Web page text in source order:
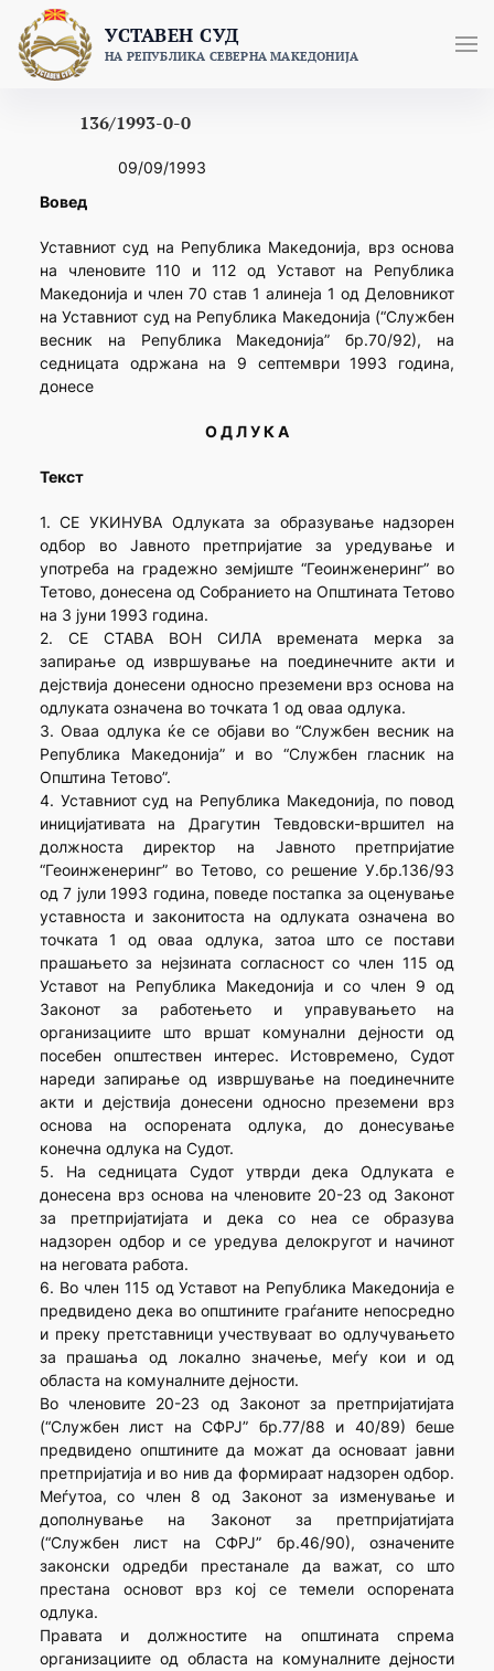
content
УСТАВЕН СУД
НА РЕПУБЛИКА СЕВЕРНА МАКЕДОНИЈА
136/1993-0-0
09/09/1993
Вовед
Уставниот суд на Република Македонија, врз основа
на членовите 110 и 112 од Уставот на Република
Македонија и член 70 став 1 алинеја 1 од Деловникот
на Уставниот суд на Република Македонија (“Службен
весник на Република Македонија” бр.70/92), на
седницата одржана на 9 септември 1993 година,
донесе
О Д Л У К А
Текст
1. СЕ УКИНУВА Одлуката за образување надзорен
одбор во Јавното претпријатие за уредување и
употреба на градежно земјиште “Геоинженеринг” во
Тетово, донесена од Собранието на Општината Тетово
на 3 јуни 1993 година.
2. СЕ СТАВА ВОН СИЛА времената мерка за
запирање од извршување на поединечните акти и
дејствија донесени односно преземени врз основа на
одлуката означена во точката 1 од оваа одлука.
3. Оваа одлука ќе се објави во “Службен весник на
Република Македонија” и во “Службен гласник на
Општина Тетово”.
4. Уставниот суд на Република Македонија, по повод
иницијативата на Драгутин Тевдовски-вршител на
должноста директор на Јавното претпријатие
“Геоинженеринг” во Тетово, со решение У.бр.136/93
од 7 јули 1993 година, поведе постапка за оценување
уставноста и законитоста на одлуката означена во
точката 1 од оваа одлука, затоа што се постави
прашањето за нејзината согласност со член 115 од
Уставот на Република Македонија и со член 9 од
Законот за работењето и управувањето на
организациите што вршат комунални дејности од
посебен општествен интерес. Истовремено, Судот
нареди запирање од извршување на поединечните
акти и дејствија донесени односно преземени врз
основа на оспорената одлука, до донесување
конечна одлука на Судот.
5. На седницата Судот утврди дека Одлуката е
донесена врз основа на членовите 20-23 од Законот
за претпријатијата и дека со неа се образува
надзорен одбор и се уредува делокругот и начинот
на неговата работа.
6. Во член 115 од Уставот на Република Македонија е
предвидено дека во општините граѓаните непосредно
и преку претставници учествуваат во одлучувањето
за прашања од локално значење, меѓу кои и од
областа на комуналните дејности.
Во членовите 20-23 од Законот за претпријатијата
(“Службен лист на СФРЈ” бр.77/88 и 40/89) беше
предвидено општините да можат да основаат јавни
претпријатија и во нив да формираат надзорен одбор.
Меѓутоа, со член 8 од Законот за изменување и
дополнување на Законот за претпријатијата
(“Службен лист на СФРЈ” бр.46/90), означените
законски одредби престанале да важат, со што
престана основот врз кој се темели оспорената
одлука.
Правата и должностите на општината спрема
организациите од областа на комуналните дејности